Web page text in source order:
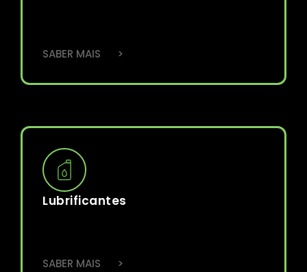
SABER MAIS >
Lubrificantes
SABER MAIS >